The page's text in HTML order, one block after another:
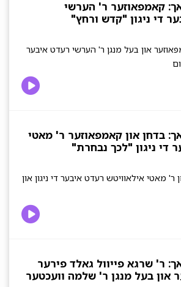
קאמפאוזער ר' הערשי
די ניגון "קדש ורחץ"
און בעל מנגן ר' הערשי רעדט איבער
בדחן און קאמפאוזער ר' מאטי
די ניגון "לכך נבחרת"
מאטי אילאוויטש רעדט איבער די ניגון און
ר' שרגא פייוול גאלד פירער
און בעל מנגן ר' שלמה וועכטער